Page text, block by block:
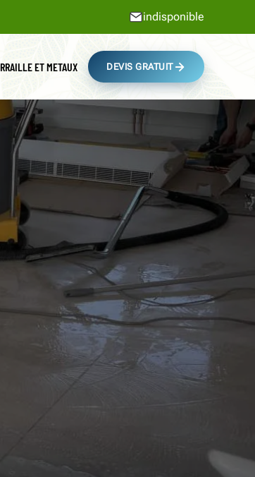
indisponible
ET METAUX DEVIS GRATUIT